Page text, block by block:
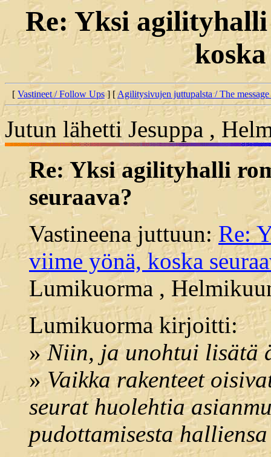
Re: Yksi
[ Vastineet / Follow Ups] [Agilitysivujen juttupalsta / The
Jutun lähetti Jesuppa ,
Re: Yksi agilityhalli
seuraava?
Vastineena juttuun:Re:
viime yönä, koska
Lumikuorma ,
Lumikuorma kirjoitti:
»Niin, ja unohtui lisätä
»Vaikka rakenteet
seurat huolehtia
pudottamisesta